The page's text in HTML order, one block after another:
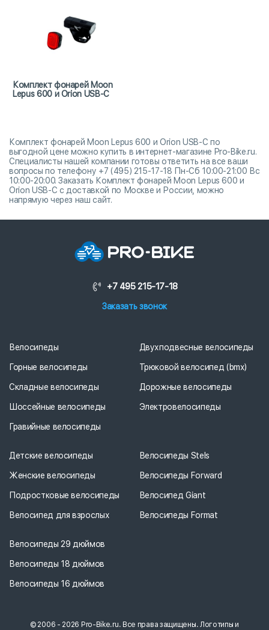
Комплект фонарей Moon
Lepus 600 и Orion USB-C
Комплект фонарей Moon Lepus 600 и Orion USB-C по
выгодной цене можно купить в интернет-магазине Pro-Bike.ru.
Специалисты нашей компании готовы ответить на все ваши
вопросы по телефону +7 (495) 215-17-18 Пн-Сб 10:00-21:00 Вс
10:00-20:00. Заказать Комплект фонарей Moon Lepus 600 и
Orion USB-C с доставкой по Москве и России, можно
напрямую через наш сайт.
+7 495 215-17-18
Заказать звонок
Велосипеды
Горные велосипеды
Складные велосипеды
Шоссейные велосипеды
Гравийные велосипеды
Двухподвесные велосипеды
Трюковой велосипед (bmx)
Дорожные велосипеды
Электровелосипеды
Детские велосипеды
Женские велосипеды
Подростковые велосипеды
Велосипед для взрослых
Велосипеды Stels
Велосипеды Forward
Велосипед Giant
Велосипеды Format
Велосипеды 29 дюймов
Велосипеды 18 дюймов
Велосипеды 16 дюймов
© 2006 - 2026 Pro-Bike.ru. Все права защищены. Логотипы и